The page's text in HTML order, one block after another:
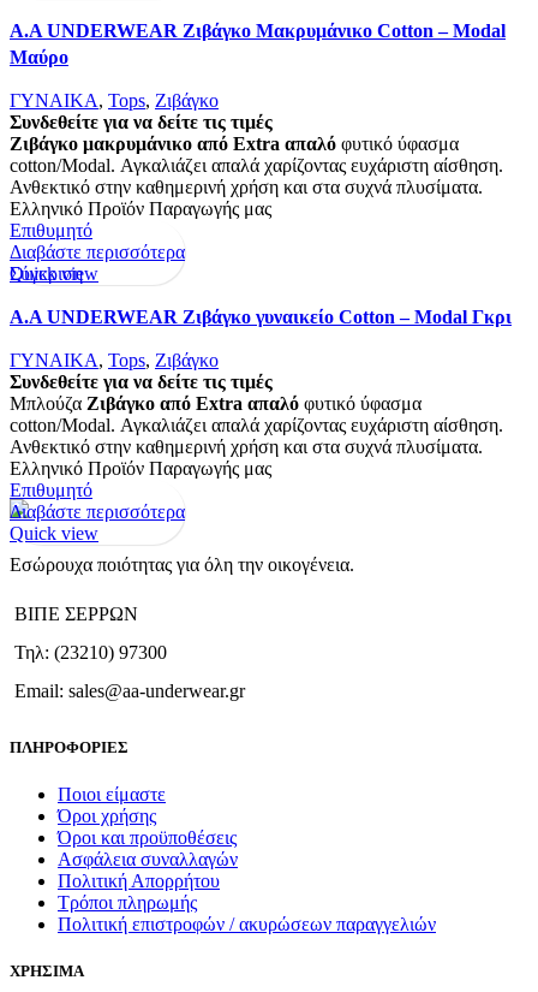
Α.A UNDERWEAR Ζιβάγκο Μακρυμάνικο Cotton – Modal
Μαύρο
ΓΥΝΑΙΚΑ, Tops, Ζιβάγκο
Συνδεθείτε για να δείτε τις τιμές
Ζιβάγκο μακρυμάνικο από Extra απαλό φυτικό ύφασμα
cotton/Modal. Αγκαλιάζει απαλά χαρίζοντας ευχάριστη αίσθηση.
Ανθεκτικό στην καθημερινή χρήση και στα συχνά πλυσίματα.
Ελληνικό Προϊόν Παραγωγής μας
Επιθυμητό
Διαβάστε περισσότερα
Quick view
Σύγκριση
Α.A UNDERWEAR Ζιβάγκο γυναικείο Cotton – Modal Γκρι
ΓΥΝΑΙΚΑ, Tops, Ζιβάγκο
Συνδεθείτε για να δείτε τις τιμές
Μπλούζα Ζιβάγκο από Extra απαλό φυτικό ύφασμα
cotton/Modal. Αγκαλιάζει απαλά χαρίζοντας ευχάριστη αίσθηση.
Ανθεκτικό στην καθημερινή χρήση και στα συχνά πλυσίματα.
Ελληνικό Προϊόν Παραγωγής μας
Επιθυμητό
Διαβάστε περισσότερα
Quick view
Εσώρουχα ποιότητας για όλη την οικογένεια.
ΒΙΠΕ ΣΕΡΡΩΝ
Τηλ: (23210) 97300
Email: sales@aa-underwear.gr
ΠΛΗΡΟΦΟΡΙΕΣ
Ποιοι είμαστε
Όροι χρήσης
Όροι και προϋποθέσεις
Ασφάλεια συναλλαγών
Πολιτική Απορρήτου
Τρόποι πληρωμής
Πολιτική επιστροφών / ακυρώσεων παραγγελιών
ΧΡΗΣΙΜΑ